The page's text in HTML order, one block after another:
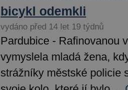
bicykl odemkli
vydáno před 14 let 19 týdnů
Pardubice - Rafinovanou
vymyslela mladá žena,
strážníky městské policie